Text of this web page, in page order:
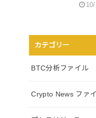
カテゴリー
BTC分析ファイル
Crypto News ファ